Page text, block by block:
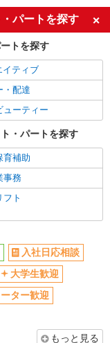
迎
パートを探す
トを探す
イティブ
・配達
ューティー
・パートを探す
育補助
事務
フト
入社日応相談
大学生歓迎
ター歓迎
もっと見る